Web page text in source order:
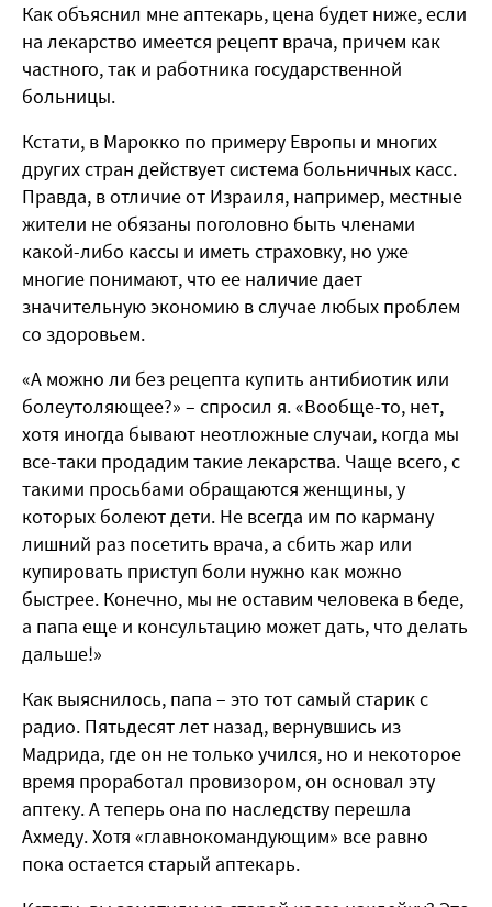
Как объяснил мне аптекарь, цена будет ниже, если
на лекарство имеется рецепт врача, причем как
частного, так и работника государственной
больницы.
Кстати, в Марокко по примеру Европы и многих
других стран действует система больничных касс.
Правда, в отличие от Израиля, например, местные
жители не обязаны поголовно быть членами
какой-либо кассы и иметь страховку, но уже
многие понимают, что ее наличие дает
значительную экономию в случае любых проблем
со здоровьем.
«А можно ли без рецепта купить антибиотик или
болеутоляющее?» – спросил я. «Вообще-то, нет,
хотя иногда бывают неотложные случаи, когда мы
все-таки продадим такие лекарства. Чаще всего, с
такими просьбами обращаются женщины, у
которых болеют дети. Не всегда им по карману
лишний раз посетить врача, а сбить жар или
купировать приступ боли нужно как можно
быстрее. Конечно, мы не оставим человека в беде,
а папа еще и консультацию может дать, что делать
дальше!»
Как выяснилось, папа – это тот самый старик с
радио. Пятьдесят лет назад, вернувшись из
Мадрида, где он не только учился, но и некоторое
время проработал провизором, он основал эту
аптеку. А теперь она по наследству перешла
Ахмеду. Хотя «главнокомандующим» все равно
пока остается старый аптекарь.